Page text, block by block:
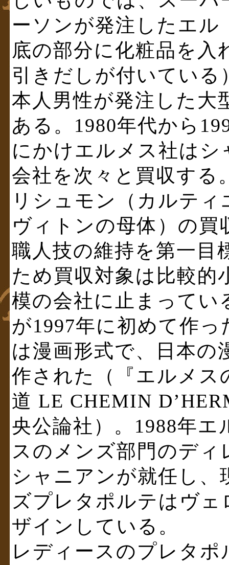
ーソンが発注したエル
底の部分に化粧品を入
引きだしが付いている
本人男性が発注した大
ある。1980年代から
にかけエルメス社は
会社を次々と買収する
リシュモン（カルテ
ヴィトンの母体）の買
職人技の維持を第一目
ため買収対象は比較的
模の会社に止まってい
が1997年に初めて作っ
は漫画形式で、日本の
作された（『エルメス
道 LE CHEMIN
央公論社）。1988年エ
スのメンズ部門のデ
シャニアンが就任し、
ズプレタポルテはヴ
ザインしている。
レディースのプレタ